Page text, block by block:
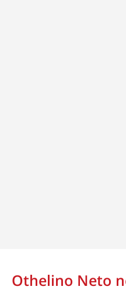
Othelino Neto